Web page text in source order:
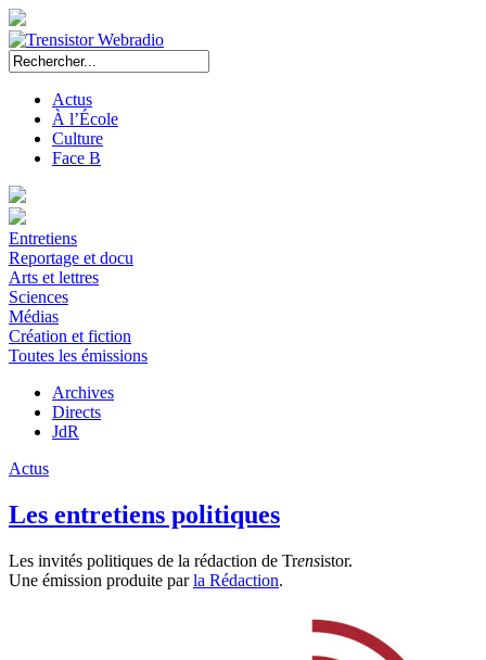
Actus
À l’École
Culture
Face B
Entretiens
Reportage et docu
Arts et lettres
Sciences
Médias
Création et fiction
Toutes les émissions
Archives
Directs
JdR
Actus
Les entretiens politiques
Les invités politiques de la rédaction de Trensistor.
Une émission produite parla Rédaction.